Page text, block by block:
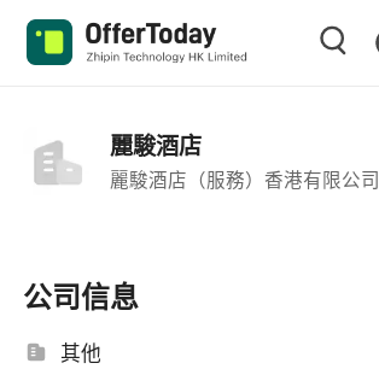
麗駿酒店
麗駿酒店（服務）香港有限公司
公司信息
其他